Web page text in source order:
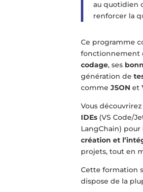
au quotidien
renforcer la
Ce programme
fonctionnement
codage, ses
génération de
commeJSON et
Vous
IDEs (VS Code/
LangChain)
création et
projets, tout en
Cette formation
dispose de la